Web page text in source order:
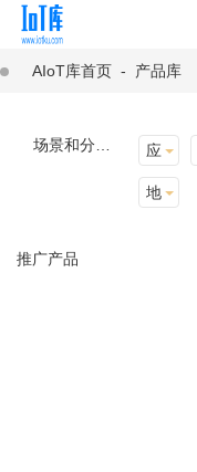
AIoT库首页 - 产品库
应用场景
地址选择
推广产品